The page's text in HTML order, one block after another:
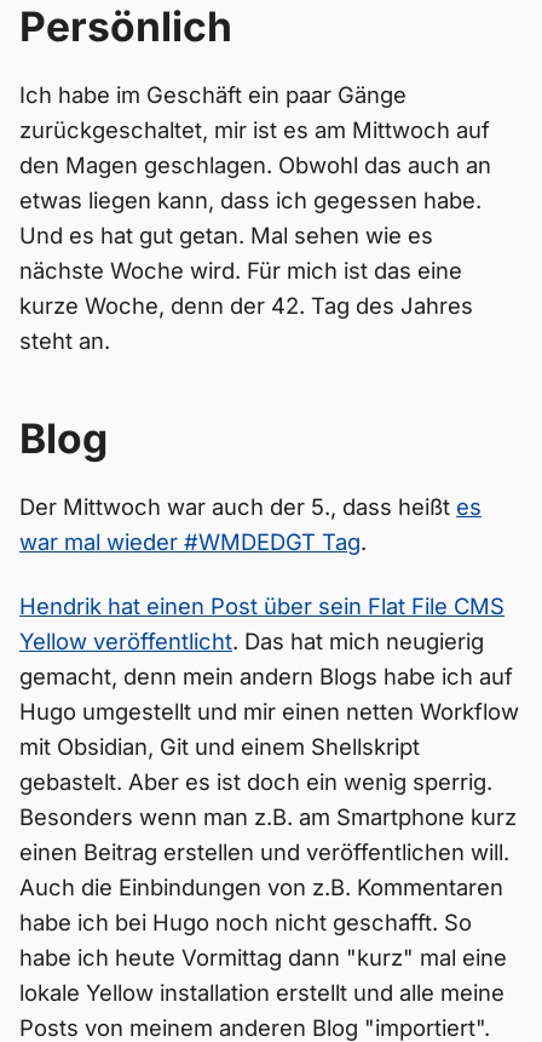
Persönlich
Ich habe im Geschäft ein paar Gänge
zurückgeschaltet, mir ist es am Mittwoch auf
den Magen geschlagen. Obwohl das auch an
etwas liegen kann, dass ich gegessen habe.
Und es hat gut getan. Mal sehen wie es
nächste Woche wird. Für mich ist das eine
kurze Woche, denn der 42. Tag des Jahres
steht an.
Blog
Der Mittwoch war auch der 5., dass heißt es
war mal wieder #WMDEDGT Tag.
Hendrik hat einen Post über sein Flat File CMS
Yellow veröffentlicht. Das hat mich neugierig
gemacht, denn mein andern Blogs habe ich auf
Hugo umgestellt und mir einen netten Workflow
mit Obsidian, Git und einem Shellskript
gebastelt. Aber es ist doch ein wenig sperrig.
Besonders wenn man z.B. am Smartphone kurz
einen Beitrag erstellen und veröffentlichen will.
Auch die Einbindungen von z.B. Kommentaren
habe ich bei Hugo noch nicht geschafft. So
habe ich heute Vormittag dann "kurz" mal eine
lokale Yellow installation erstellt und alle meine
Posts von meinem anderen Blog "importiert".